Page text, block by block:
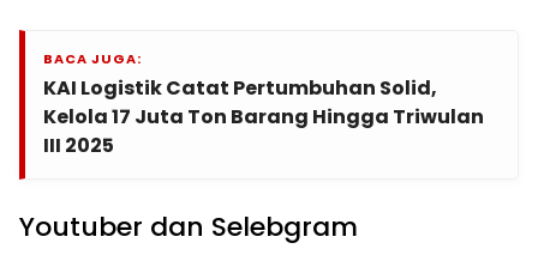
BACA JUGA:
KAI Logistik Catat Pertumbuhan Solid,
Kelola 17 Juta Ton Barang Hingga Triwulan
III 2025
Youtuber dan Selebgram